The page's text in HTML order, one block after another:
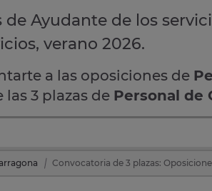
de Ayudante de los
verano 2026.
a las oposiciones de
las 3 plazas de Personal de
Convocatoria de 3 plazas: